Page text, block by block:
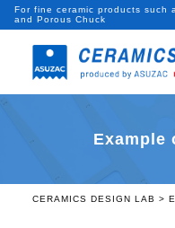
For fine ceramic products such
and Porous Chuck
Example
CERAMICS DESIGN LAB >